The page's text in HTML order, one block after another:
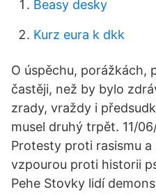
Beasy desky
Kurz eura k dkk
O úspěchu, porážkách,
častěji, než by bylo
zrady, vraždy i
musel druhý trpět. 11/
Protesty proti rasismu
vzpourou proti historii
Pehe Stovky lidí